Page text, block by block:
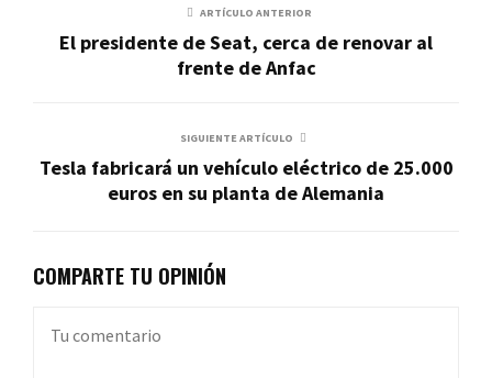
ARTÍCULO ANTERIOR
El presidente de Seat, cerca de renovar al
frente de Anfac
SIGUIENTE ARTÍCULO
Tesla fabricará un vehículo eléctrico de 25.000
euros en su planta de Alemania
COMPARTE TU OPINIÓN